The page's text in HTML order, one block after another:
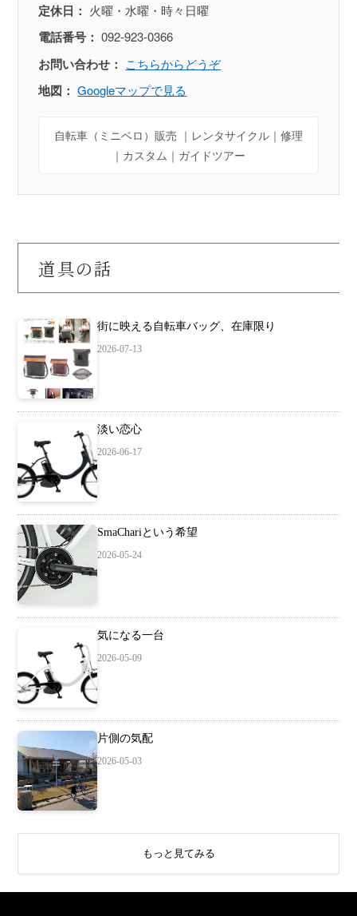
定休日： 火曜・水曜・時々日曜
電話番号： 092-923-0366
お問い合わせ： こちらからどうぞ
地図： Googleマップで見る
自転車（ミニベロ）販売 ｜レンタサイクル｜修理
｜カスタム｜ガイドツアー
道具の話
街に映える自転車バッグ、在庫限り
2026-07-13
淡い恋心
2026-06-17
SmaChariという希望
2026-05-24
気になる一台
2026-05-09
片側の気配
2026-05-03
もっと見てみる